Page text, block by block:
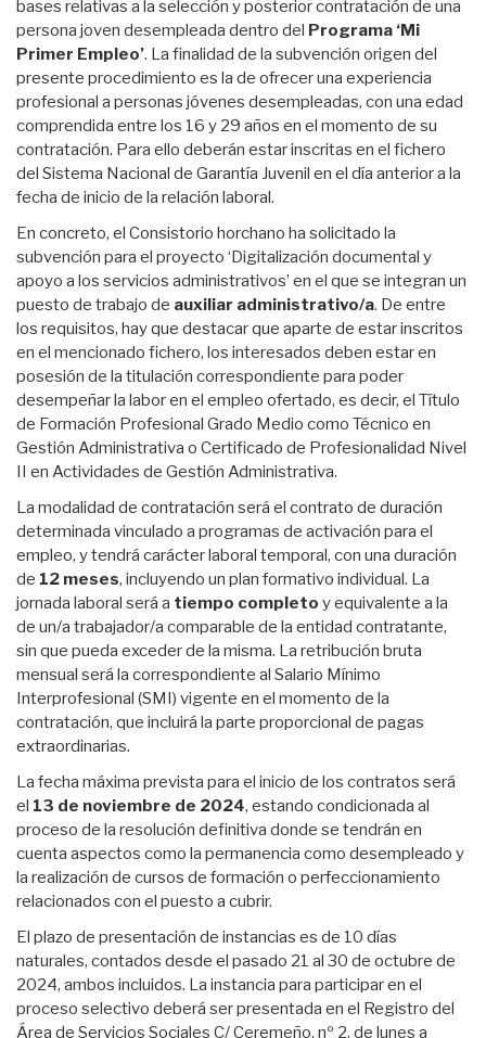
bases relativas a la selección y posterior contratación de una
persona joven desempleada dentro del Programa ‘Mi
Primer Empleo’. La finalidad de la subvención origen del
presente procedimiento es la de ofrecer una experiencia
profesional a personas jóvenes desempleadas, con una edad
comprendida entre los 16 y 29 años en el momento de su
contratación. Para ello deberán estar inscritas en el fichero
del Sistema Nacional de Garantía Juvenil en el día anterior a la
fecha de inicio de la relación laboral.
En concreto, el Consistorio horchano ha solicitado la
subvención para el proyecto ‘Digitalización documental y
apoyo a los servicios administrativos’ en el que se integran un
puesto de trabajo de auxiliar administrativo/a. De entre
los requisitos, hay que destacar que aparte de estar inscritos
en el mencionado fichero, los interesados deben estar en
posesión de la titulación correspondiente para poder
desempeñar la labor en el empleo ofertado, es decir, el Título
de Formación Profesional Grado Medio como Técnico en
Gestión Administrativa o Certificado de Profesionalidad Nivel
II en Actividades de Gestión Administrativa.
La modalidad de contratación será el contrato de duración
determinada vinculado a programas de activación para el
empleo, y tendrá carácter laboral temporal, con una duración
de 12 meses, incluyendo un plan formativo individual. La
jornada laboral será a tiempo completo y equivalente a la
de un/a trabajador/a comparable de la entidad contratante,
sin que pueda exceder de la misma. La retribución bruta
mensual será la correspondiente al Salario Mínimo
Interprofesional (SMI) vigente en el momento de la
contratación, que incluirá la parte proporcional de pagas
extraordinarias.
La fecha máxima prevista para el inicio de los contratos será
el 13 de noviembre de 2024, estando condicionada al
proceso de la resolución definitiva donde se tendrán en
cuenta aspectos como la permanencia como desempleado y
la realización de cursos de formación o perfeccionamiento
relacionados con el puesto a cubrir.
El plazo de presentación de instancias es de 10 días
naturales, contados desde el pasado 21 al 30 de octubre de
2024, ambos incluidos. La instancia para participar en el
proceso selectivo deberá ser presentada en el Registro del
Área de Servicios Sociales C/ Ceremeño, nº 2, de lunes a